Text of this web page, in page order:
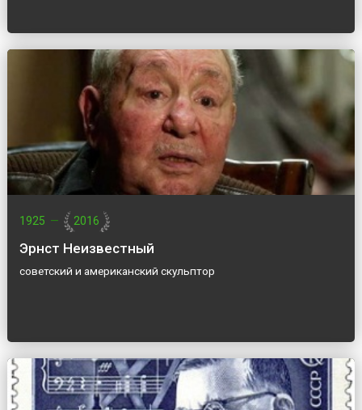
1925 — 2016
Эрнст Неизвестный
советский и американский скульптор